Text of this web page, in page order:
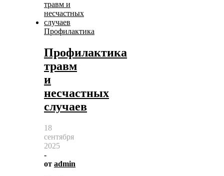
Профилактика
Профилактика
травм
и
несчастных
случаев
18
сентября
2025
-
от admin